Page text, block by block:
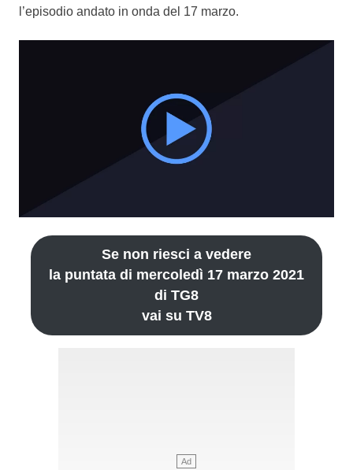
l’episodio andato in onda del 17 marzo.
Se non riesci a vedere
la puntata di mercoledì 17 marzo 2021
di TG8
vai su TV8